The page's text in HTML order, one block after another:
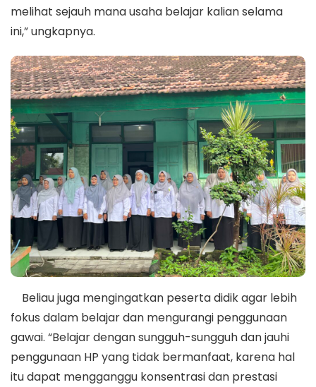
melihat sejauh mana usaha belajar kalian selama
ini,” ungkapnya.
Beliau juga mengingatkan peserta didik agar lebih
fokus dalam belajar dan mengurangi penggunaan
gawai. “Belajar dengan sungguh-sungguh dan jauhi
penggunaan HP yang tidak bermanfaat, karena hal
itu dapat mengganggu konsentrasi dan prestasi